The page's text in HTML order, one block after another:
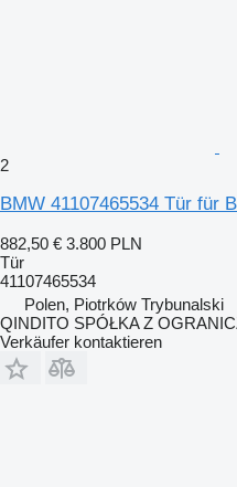
2
BMW 41107465534 Tür für
882,50 € 3.800 PLN
Tür
41107465534
Polen, Piotrków Trybunalski
QINDITO SPÓŁKA Z
Verkäufer kontaktieren